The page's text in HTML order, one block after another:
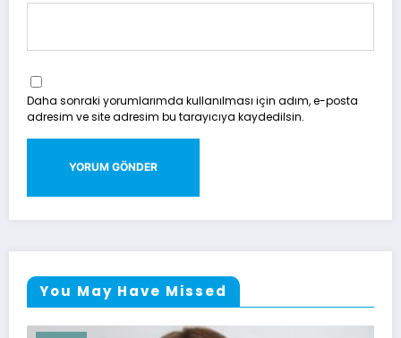
Daha sonraki yorumlarımda kullanılması için adım, e-posta
adresim ve site adresim bu tarayıcıya kaydedilsin.
You May Have Missed